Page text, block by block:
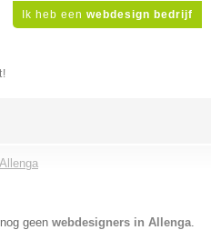
Ik heb een webdesign bedrijf
Allenga
geen webdesigners in Allenga.